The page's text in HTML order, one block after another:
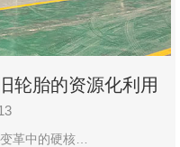
轮胎的资源化利用
革中的硬核…